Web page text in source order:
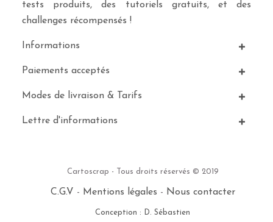
tests produits, des tutoriels gratuits, et des
challenges récompensés !
Informations
Paiements acceptés
Modes de livraison & Tarifs
Lettre d'informations
Cartoscrap - Tous droits réservés © 2019
C.G.V - Mentions légales - Nous contacter
Conception : D. Sébastien